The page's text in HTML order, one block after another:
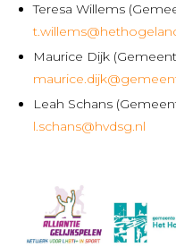
Teresa Willems
Maurice Dijk
Leah Schans
l.schans@hvdsg.nl